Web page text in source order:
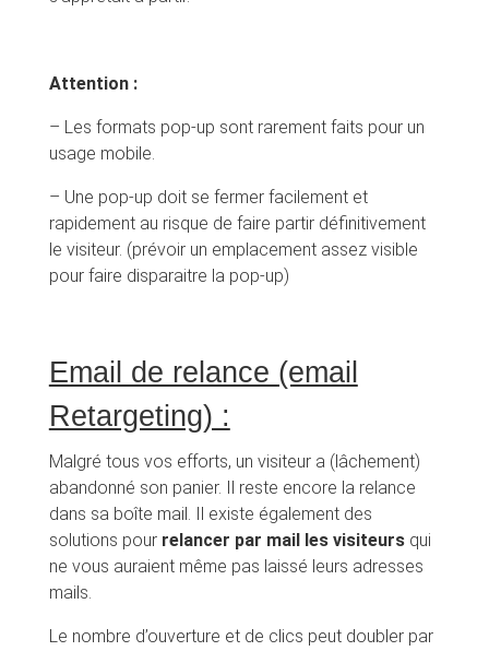
Attention :
– Les formats pop-up sont rarement faits pour un
usage mobile.
– Une pop-up doit se fermer facilement et
rapidement au risque de faire partir définitivement
le visiteur. (prévoir un emplacement assez visible
pour faire disparaitre la pop-up)
Email de relance (email
Retargeting) :
Malgré tous vos efforts, un visiteur a (lâchement)
abandonné son panier. Il reste encore la relance
dans sa boîte mail. Il existe également des
solutions pour relancer par mail les visiteursqui
ne vous auraient même pas laissé leurs adresses
mails.
Le nombre d’ouverture et de clics peut doubler par